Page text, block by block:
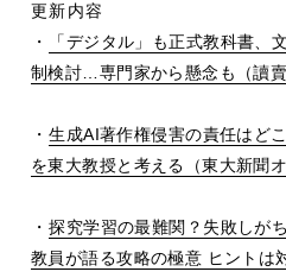
更新内容
・
「デジタル」も正式教科書、
制検討
専門家から懸念も（讀賣
・生成AI著作権侵害の責任はど
を東大教授と考える（東大新聞オ
・探究学習の最難関？失敗しが
教員が語る攻略の極意 ヒントは